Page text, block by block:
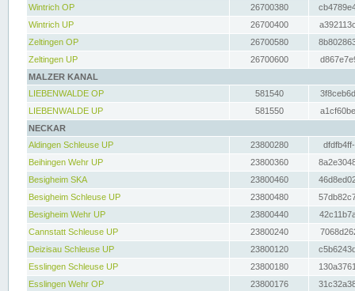
Wintrich OP
26700380
Wintrich UP
26700400
Zeltingen OP
26700580
Zeltingen UP
26700600
MALZER KANAL
LIEBENWALDE OP
581540
LIEBENWALDE UP
581550
NECKAR
Aldingen Schleuse UP
23800280
Beihingen Wehr UP
23800360
Besigheim SKA
23800460
Besigheim Schleuse UP
23800480
Besigheim Wehr UP
23800440
Cannstatt Schleuse UP
23800240
Deizisau Schleuse UP
23800120
Esslingen Schleuse UP
23800180
Esslingen Wehr OP
23800176